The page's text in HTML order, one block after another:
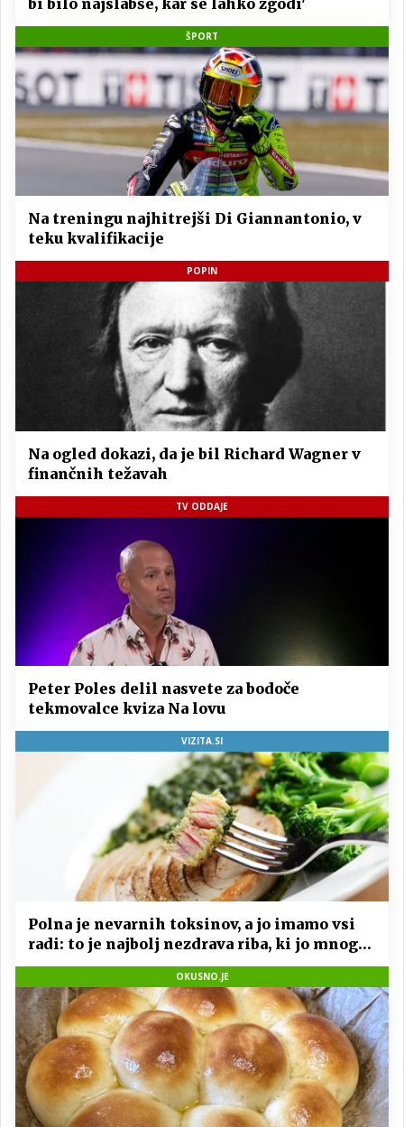
ŠPORT
Na treningu najhitrejši Di Giannantonio, v
teku kvalifikacije
POPIN
Na ogled dokazi, da je bil Richard Wagner v
finančnih težavah
TV ODDAJE
Peter Poles delil nasvete za bodoče
tekmovalce kviza Na lovu
VIZITA.SI
Polna je nevarnih toksinov, a jo imamo vsi
radi: to je najbolj nezdrava riba, ki jo mnogi
redno uživajo
OKUSNO.JE